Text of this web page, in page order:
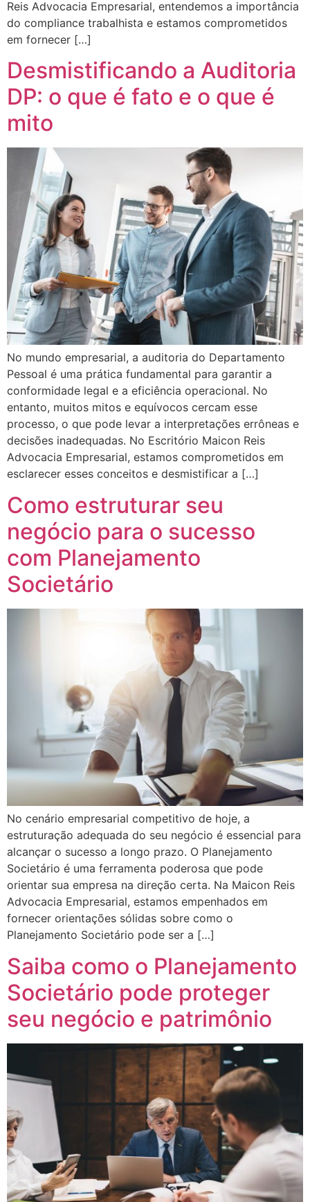
Reis Advocacia Empresarial, entendemos a importância
do compliance trabalhista e estamos comprometidos
em fornecer […]
Desmistificando a Auditoria
DP: o que é fato e o que é
mito
No mundo empresarial, a auditoria do Departamento
Pessoal é uma prática fundamental para garantir a
conformidade legal e a eficiência operacional. No
entanto, muitos mitos e equívocos cercam esse
processo, o que pode levar a interpretações errôneas e
decisões inadequadas. No Escritório Maicon Reis
Advocacia Empresarial, estamos comprometidos em
esclarecer esses conceitos e desmistificar a […]
Como estruturar seu
negócio para o sucesso
com Planejamento
Societário
No cenário empresarial competitivo de hoje, a
estruturação adequada do seu negócio é essencial para
alcançar o sucesso a longo prazo. O Planejamento
Societário é uma ferramenta poderosa que pode
orientar sua empresa na direção certa. Na Maicon Reis
Advocacia Empresarial, estamos empenhados em
fornecer orientações sólidas sobre como o
Planejamento Societário pode ser a […]
Saiba como o Planejamento
Societário pode proteger
seu negócio e patrimônio